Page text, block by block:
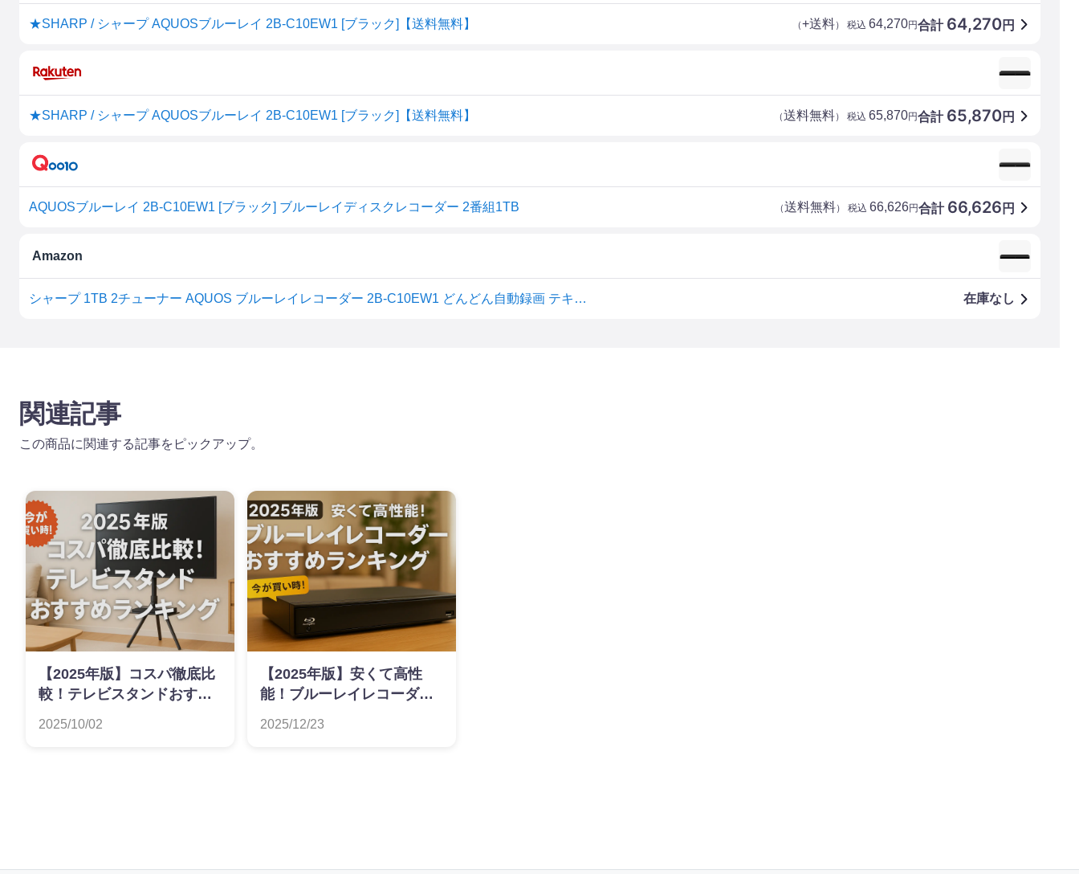
★SHARP / シャープ AQUOSブルーレイ 2B-C10EW1 [ブラック]【送料無料】 合計 64,270円
（+送料） 税込 64,270円
★SHARP / シャープ AQUOSブルーレイ 2B-C10EW1 [ブラック]【送料無料】 合計 65,870円
（送料無料） 税込 65,870円
AQUOSブルーレイ 2B-C10EW1 [ブラック] ブルーレイディスクレコーダー 2番組1TB 合計 66,626 円
（送料無料） 税込 66,626円
Amazon
シャープ 1TB 2チューナー AQUOS ブルーレイレコーダー 2B-C10EW1 どんどん自動録画 テキパキ再生 (2022年モデル) 在庫なし
関連記事
この商品に関連する記事をピックアップ。
【2025年版】コスパ徹底比
較！テレビスタンドおすす
2025/10/02
【2025年版】安くて高性
能！ブルーレイレコーダー
2025/12/23